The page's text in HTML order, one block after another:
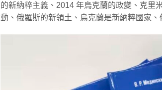
的新納粹主義、2014 年烏克蘭的政變、克里
動、俄羅斯的新領土、烏克蘭是新納粹國家、